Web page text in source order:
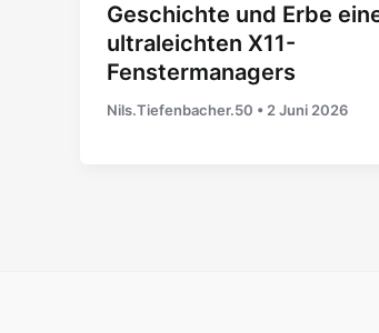
Geschichte und Erbe
ultraleichten X11-
Fenstermanagers
Nils.Tiefenbacher.50 • 2 Juni 2026